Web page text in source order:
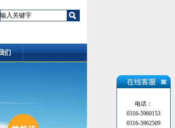
们
电话：
0316-5960153
0316-5962509